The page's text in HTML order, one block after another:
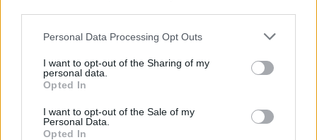
Please note that this website/app uses one or more Google
not limited to your visit or usage behaviour. You may click to
grant or deny consent to Google and its third-party tags to
use your data for below specified purposes in below Google
consent section.
Personal Data Processing Opt Outs
I want to opt-out of the Sharing of my
personal data.
Opted In
I want to opt-out of the Sale of my
Personal Data.
Opted In
2000 /2000